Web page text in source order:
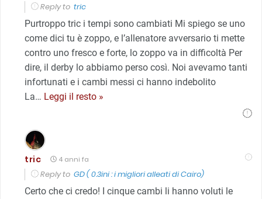
Reply to tric
Purtroppo tric i tempi sono cambiati Mi spiego se uno
come dici tu è zoppo, e l’allenatore avversario ti mette
contro uno fresco e forte, lo zoppo va in difficoltà Per
dire, il derby lo abbiamo perso così. Noi avevamo tanti
infortunati e i cambi messi ci hanno indebolito
La… Leggi il resto »
tric 4 anni fa
Reply to GD ( 0.3ini : i migliori alleati di Cairo)
Certo che ci credo! I cinque cambi li hanno voluti le